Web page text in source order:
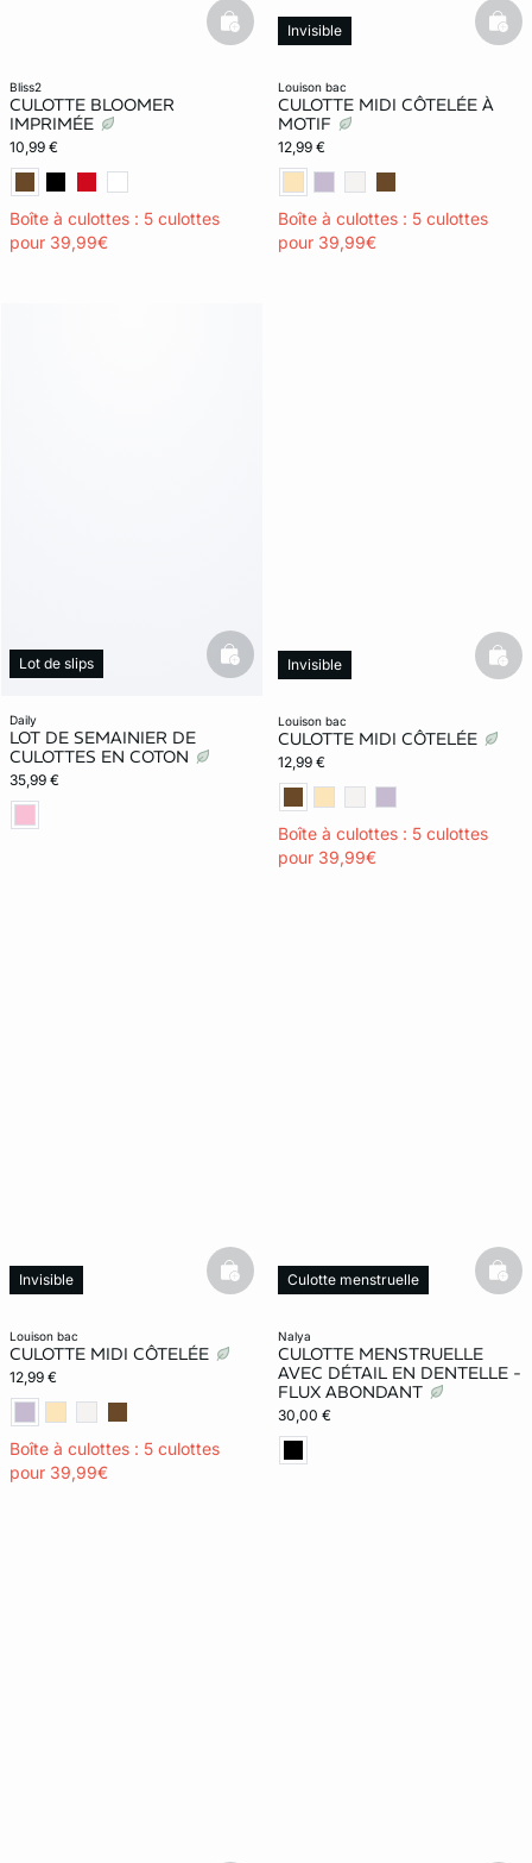
bliss2
CULOTTE BLOOMER
IMPRIMÉE
10,99 €
Boîte à culottes : 5 culottes
pour 39,99€
basketfull
louison bac
CULOTTE MIDI CÔTELÉE À
MOTIF
12,99 €
Boîte à culottes : 5 culottes
pour 39,99€
Invisible
daily
LOT DE SEMAINIER DE
CULOTTES EN COTON
35,99 €
Lot de slips basketfull
louison bac
CULOTTE MIDI CÔTELÉE
12,99 €
Boîte à culottes : 5 culottes
pour 39,99€
Invisible
louison bac
CULOTTE MIDI CÔTELÉE
12,99 €
Boîte à culottes : 5 culottes
pour 39,99€
Invisible basketfull
nalya
CULOTTE MENSTRUELLE
AVEC DÉTAIL EN DENTELLE -
FLUX ABONDANT
30,00 €
Culotte menstruelle